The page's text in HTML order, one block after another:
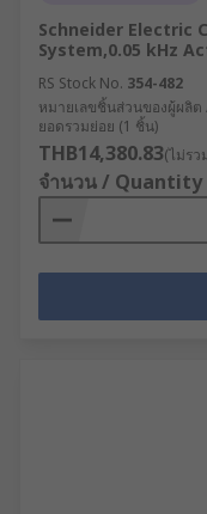
Schneider Electric
System,0.05 kHz
RS Stock No. 354-482
หมายเลขชิ้นส่วนของผู้ผลิต
ยอดรวมย่อย (1 ชิ้น)
THB14,380.83(ไม่ร
จำนวน / Quantity